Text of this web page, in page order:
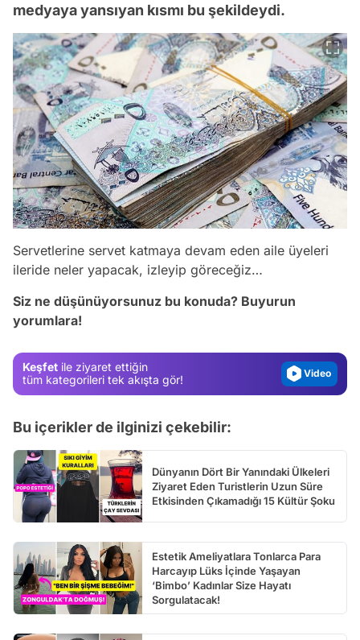
medyaya yansıyan kısmı bu şekildeydi.
Servetlerine servet katmaya devam eden aile üyeleri
ileride neler yapacak, izleyip göreceğiz…
Siz ne düşünüyorsunuz bu konuda? Buyurun
yorumlara!
Keşfet ile ziyaret ettiğin
tüm kategorileri tek akışta gör!
Video
Bu içerikler de ilginizi çekebilir:
Dünyanın Dört Bir Yanındaki Ülkeleri
Ziyaret Eden Turistlerin Uzun Süre
Etkisinden Çıkamadığı 15 Kültür Şoku
Estetik Ameliyatlara Tonlarca Para
Harcayıp Lüks İçinde Yaşayan
‘Bimbo’ Kadınlar Size Hayatı
Sorgulatacak!